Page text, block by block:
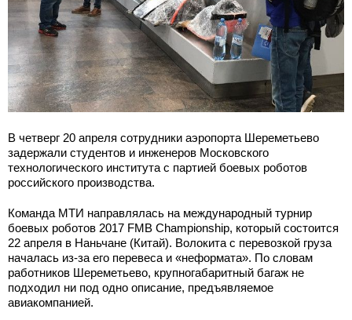
В четверг 20 апреля сотрудники аэропорта Шереметьево
задержали студентов и инженеров Московского
технологического института с партией боевых роботов
российского производства.
Команда МТИ направлялась на международный турнир
боевых роботов 2017 FMB Championship, который состоится
22 апреля в Наньчане (Китай). Волокита с перевозкой груза
началась из-за его перевеса и «неформата». По словам
работников Шереметьево, крупногабаритный багаж не
подходил ни под одно описание, предъявляемое
авиакомпанией.